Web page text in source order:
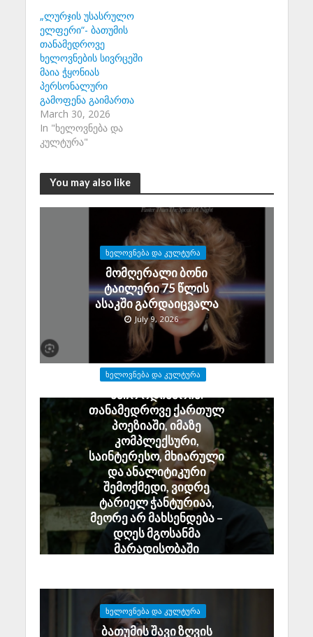
„ლურჯის უსასრულო
ელფერი“- ბათუმის
თანამედროვე
ხელოვნების სივრცეში
მაია ჭყონიას
პერსონალური
გამოფენა გაიმართა
March 30, 2026
In "ხელოვნება და
კულტურა"
You may also like
ᲮᲔᲚᲝᲕᲜᲔᲑᲐ ᲓᲐ ᲙᲣᲚᲢᲣᲠᲐ
მომღერალი ბონი
ტაილერი 75 წლის
ასაკში გარდაიცვალა
July 9, 2026
ᲮᲔᲚᲝᲕᲜᲔᲑᲐ ᲓᲐ ᲙᲣᲚᲢᲣᲠᲐ
ბაჩო ოდიშარია:
თანამედროვე ქართულ
პოეზიაში, იმაზე
კომპლექსური,
საინტერესო, მხიარული
და ანალიტიკური
შემოქმედი, ვიდრე
ტარიელ ჭანტურიაა,
მეორე არ მახსენდება –
დღეს მგოსანმა
მარადისობაში
ᲮᲔᲚᲝᲕᲜᲔᲑᲐ ᲓᲐ ᲙᲣᲚᲢᲣᲠᲐ
ბათუმის შავი ზღვის